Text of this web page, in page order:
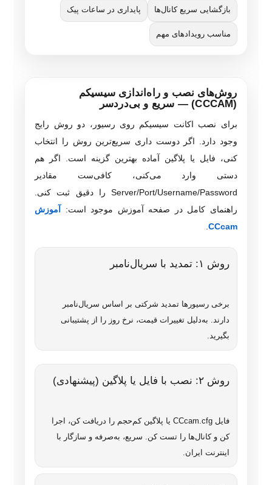
بازگشایی سریع کانال‌ها پایداری در ساعات پیک
مناسب رویدادهای مهم
روش‌های نصب و راه‌اندازی سیسیکم
(CCCAM) — سریع و بی‌دردسر
برای نصب اکانت سیسیکم روی رسیور، دو روش رایج
وجود دارد. اگر دوست داری سریع‌ترین روش را انتخاب
کنی، فایل یا پلاگین آماده بهترین گزینه است. اگر هم
دستی وارد می‌کنی، کافی‌ست مقادیر
Server/Port/Username/Password را دقیق ثبت کنی.
راهنمای کامل در صفحه آموزش موجود است:
آموزش
CCcam
روش ۱: تمدید با سریال‌نامبر
برخی رسیورها تمدید شرکتی بر اساس سریال‌نامبر
دارند. به‌دلیل تغییرات قیمت، نرخ روز را از پشتیبانی
بگیرید.
روش ۲: نصب با فایل یا پلاگین (پیشنهادی)
فایل CCcam.cfg یا پلاگین کم‌حجم را دریافت کن، اجرا
کن و کانال‌ها را تست کن. سریع، به‌صرفه و سازگار با
اینترنت ایران.